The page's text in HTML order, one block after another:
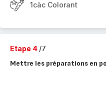
1càc Colorant
Etape 4 /7
Mettre les préparations en